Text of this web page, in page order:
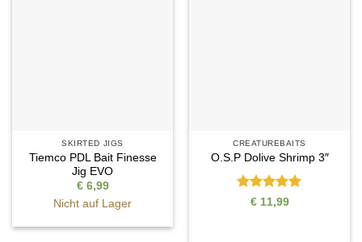
SKIRTED JIGS
Tiemco PDL Bait Finesse
Jig EVO
€6,99
Nicht auf Lager
CREATUREBAITS
O.S.P Dolive Shrimp 3″
Bewertet
€11,99